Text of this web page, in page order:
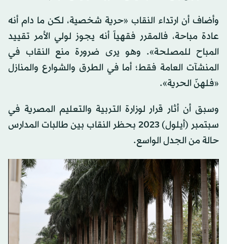
وأضاف أن ارتداء النقاب «حرية شخصية، لكن ما دام أنه
عادة مباحة، فالمقرر فقهياً أنه يجوز لولي الأمر تقييد
المباح للمصلحة». وهو يرى ضرورة منع النقاب في
المنشآت العامة فقط؛ أما في الطرق والشوارع والمنازل
«فلهنّ الحرية».
وسبق أن أثار قرار لوزارة التربية والتعليم المصرية في
سبتمبر (أيلول) 2023 بحظر النقاب بين طالبات المدارس
حالة من الجدل الواسع.